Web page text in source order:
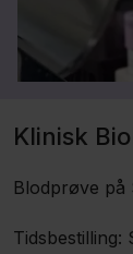
Klinisk
Blodprøve på
Tidsbestilling: